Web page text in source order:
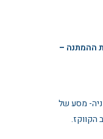
ההמתנה –
מסע של
הקווקז.